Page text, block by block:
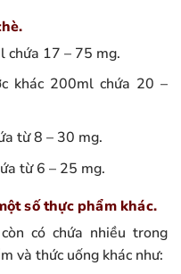
chứa 17 – 75 mg.
khác 200ml chứa 20 –
từ 8 – 30 mg.
từ 6 – 25 mg.
số thực phẩm khác.
có chứa nhiều trong
và thức uống khác như: